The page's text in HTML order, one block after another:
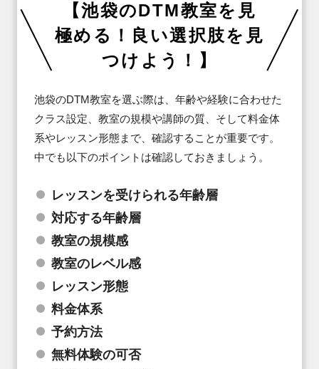
【池袋のDTM教室を見
極める！良い選択肢を見
つけよう！】
池袋のDTM教室を選ぶ際は、年齢や経験に合わせた
クラス設定、教室の規模や講師の質、そして料金体
系やレッスン形態まで、確認することが重要です。
中でも以下のポイントは確認しておきましょう。
レッスンを受けられる年齢層
対応する年齢層
教室の規模感
教室のレベル感
レッスン形態
料金体系
予約方法
無料体験の可否